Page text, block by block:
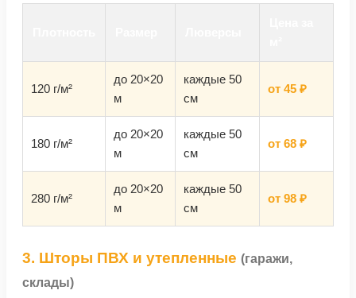
120 г/м²
до 20×20
м
каждые 50
см
от 45 ₽
180 г/м²
до 20×20
м
каждые 50
см
от 68 ₽
280 г/м²
до 20×20
м
каждые 50
см
от 98 ₽
3. Шторы ПВХ и утепленные (гаражи,
склады)